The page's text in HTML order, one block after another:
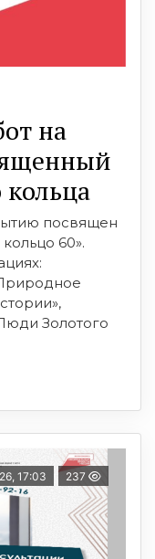
на
посвящен
60».
Золотого
17:03 237